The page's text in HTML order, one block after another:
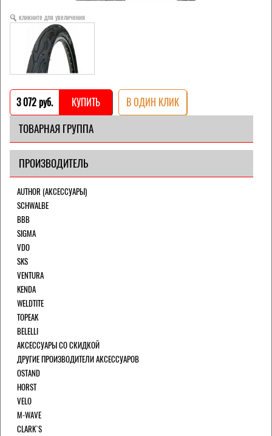
кликните для увеличения
3 072 pуб. КУПИТЬ В ОДИН КЛИК
ТОВАРНАЯ ГРУППА
ПРОИЗВОДИТЕЛЬ
AUTHOR (АКСЕССУАРЫ)
SCHWALBE
BBB
SIGMA
VDO
SKS
VENTURA
KENDA
WELDTITE
TOPEAK
BELELLI
АКСЕССУАРЫ СО СКИДКОЙ
ДРУГИЕ ПРОИЗВОДИТЕЛИ АКСЕССУАРОВ
OSTAND
HORST
VELO
M-WAVE
CLARK`S